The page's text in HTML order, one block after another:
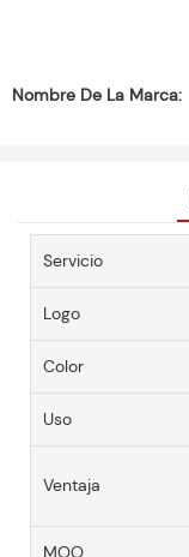
Nombre De La Marca:
Servicio
Logo
Color
Uso
Ventaja
MOQ